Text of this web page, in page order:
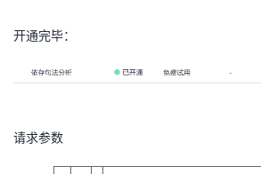
开通完毕：
请求参数